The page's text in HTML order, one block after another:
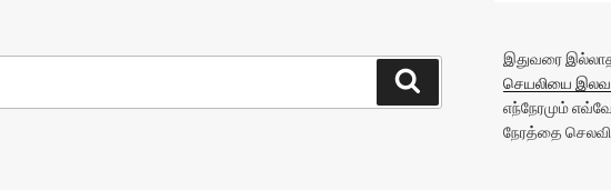
இதுவரை
செயலியை
எந்நேரமும்
நேரத்தை